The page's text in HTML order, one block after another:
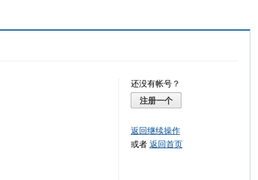
还没有帐号？
注册一个
返回继续操作
或者 返回首页